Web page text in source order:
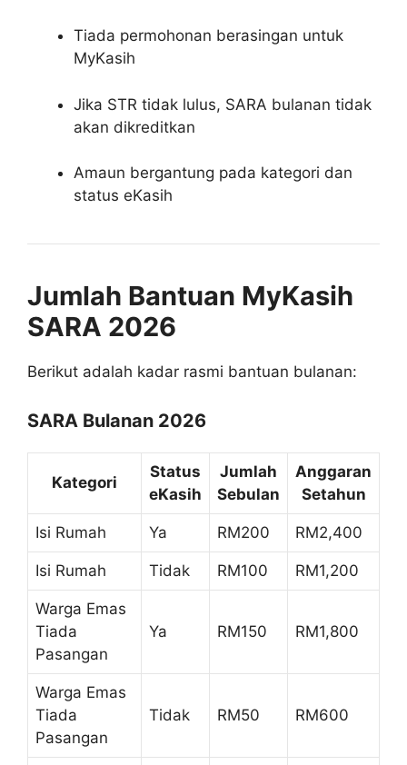
Tiada permohonan berasingan untuk
MyKasih
Jika STR tidak lulus, SARA bulanan tidak
akan dikreditkan
Amaun bergantung pada kategori dan
status eKasih
Jumlah Bantuan MyKasih
SARA 2026
Berikut adalah kadar rasmi bantuan bulanan:
SARA Bulanan 2026
Kategori
Status
eKasih
Jumlah
Sebulan
Anggaran
Setahun
Isi Rumah Ya RM200 RM2,400
Isi Rumah Tidak RM100 RM1,200
Warga Emas
Tiada
Pasangan
Ya RM150 RM1,800
Warga Emas
Tiada
Pasangan
Tidak RM50 RM600